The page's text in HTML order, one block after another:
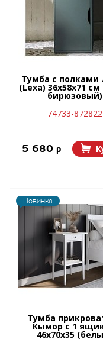
Тумба с полками
(Lexa) 36x58х71
бирюзовый)
74733-872822
5 680 p
Новинка
Тумба
Кымор c 1
46х70х35